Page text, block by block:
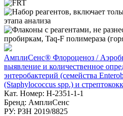
АмплиСенс® Флороценоз /
выявление и количественное
энтеробактерий (семейства
(Staphylococcus spp.) и
Кат. Номер: H-2351-1-1
Бренд: АмплиСенс
РУ: РЗН 2019/8825